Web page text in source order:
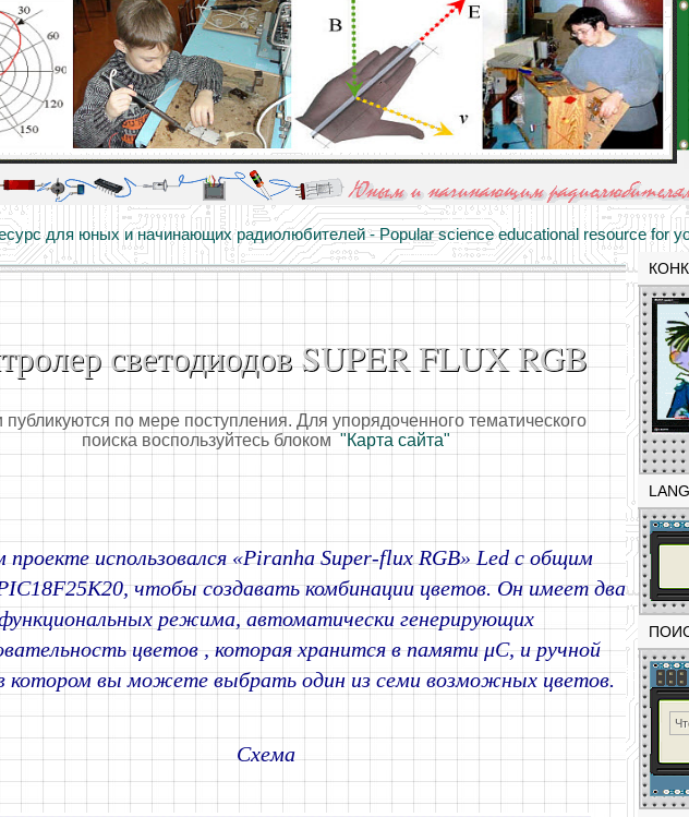
для юных и начинающих радиолюбителей - Popular science educational resource for
и опыт профессионалов - Basics of electricity, educational materials and
светодиодов SUPER FLUX RGB
публикуются по мере поступления. Для упорядоченного тематического
поиска воспользуйтесь блоком "Карта сайта"
проекте использовался «Piranha Super-flux RGB» Led с общим
чтобы создавать комбинации цветов. Он имеет два
режима, автоматически генерирующих
цветов , которая хранится в памяти μC, и ручной
котором вы можете выбрать один из семи возможных цветов.
Схема